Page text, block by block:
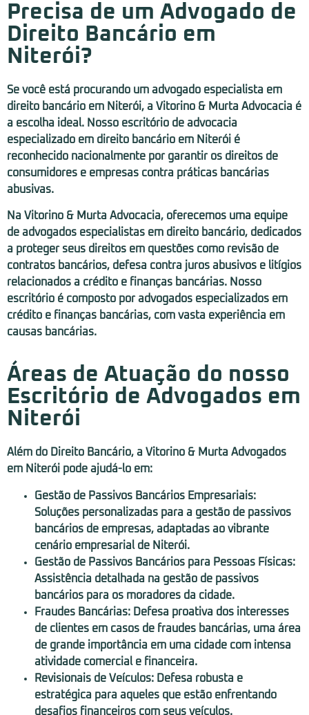
Precisa de um Advogado de
Direito Bancário em
Niterói?
Se você está procurando um advogado especialista em
direito bancário em Niterói, a Vitorino & Murta Advocacia é
a escolha ideal. Nosso escritório de advocacia
especializado em direito bancário em Niterói é
reconhecido nacionalmente por garantir os direitos de
consumidores e empresas contra práticas bancárias
abusivas.
Na Vitorino & Murta Advocacia, oferecemos uma equipe
de advogados especialistas em direito bancário, dedicados
a proteger seus direitos em questões como revisão de
contratos bancários, defesa contra juros abusivos e litígios
relacionados a crédito e finanças bancárias. Nosso
escritório é composto por advogados especializados em
crédito e finanças bancárias, com vasta experiência em
causas bancárias.
Áreas de Atuação do nosso
Escritório de Advogados em
Niterói
Além do Direito Bancário, a Vitorino & Murta Advogados
em Niterói pode ajudá-lo em:
Gestão de Passivos Bancários Empresariais:
Soluções personalizadas para a gestão de passivos
bancários de empresas, adaptadas ao vibrante
cenário empresarial de Niterói.
Gestão de Passivos Bancários para Pessoas Físicas:
Assistência detalhada na gestão de passivos
bancários para os moradores da cidade.
Fraudes Bancárias: Defesa proativa dos interesses
de clientes em casos de fraudes bancárias, uma área
de grande importância em uma cidade com intensa
atividade comercial e financeira.
Revisionais de Veículos: Defesa robusta e
estratégica para aqueles que estão enfrentando
desafios financeiros com seus veículos.